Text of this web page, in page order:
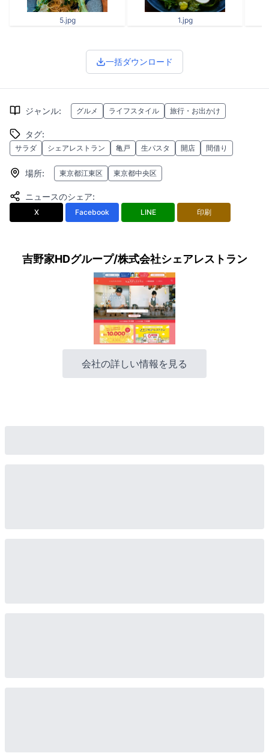
5.jpg 1.jpg
一括ダウンロード
ジャンル: グルメ ライフスタイル 旅行・お出かけ
タグ:
サラダ シェアレストラン 亀戸 生パスタ 開店 間借り
場所: 東京都江東区 東京都中央区
ニュースのシェア:
X Facebook LINE 印刷
吉野家HDグループ/株式会社シェアレストラン
会社の詳しい情報を見る